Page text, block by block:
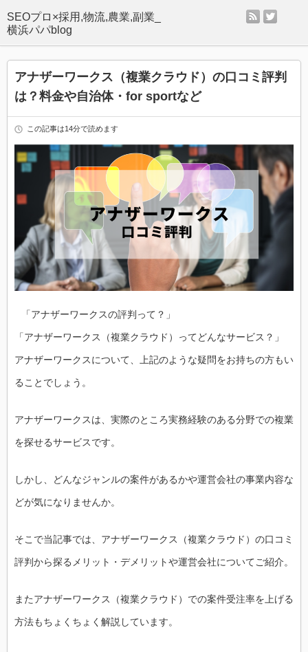
SEOプロ×採用,物流,農業,副業_
横浜パパblog
rss
アナザーワークス（複業クラウド）の口コミ評判
は？料金や自治体・for sportなど
この記事は14分で読めます
「アナザーワークスの評判って？」
「アナザーワークス（複業クラウド）ってどんなサービス？」
アナザーワークスについて、上記のような疑問をお持ちの方もい
ることでしょう。
アナザーワークスは、実際のところ実務経験のある分野での複業
を探せるサービスです。
しかし、どんなジャンルの案件があるかや運営会社の事業内容な
どが気になりませんか。
そこで当記事では、アナザーワークス（複業クラウド）の口コミ
評判から探るメリット・デメリットや運営会社についてご紹介。
またアナザーワークス（複業クラウド）での案件受注率を上げる
方法もちょくちょく解説しています。